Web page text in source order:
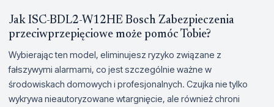
Jak ISC-BDL2-W12HE Bosch Zabezpieczenia
przeciwprzepięciowe może pomóc Tobie?
Wybierając ten model, eliminujesz ryzyko związane z
fałszywymi alarmami, co jest szczególnie ważne w
środowiskach domowych i profesjonalnych. Czujka nie tylko
wykrywa nieautoryzowane wtargnięcie, ale również chroni